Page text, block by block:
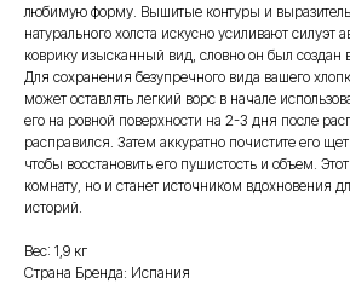
любимую форму. Вышитые контуры и
натурального холста искусно усиливают силуэт
коврику изысканный вид, словно он был создан
Для сохранения безупречного вида вашего
может оставлять легкий ворс в начале
его на ровной поверхности на 2-3 дня после
расправился. Затем аккуратно почистите его
чтобы восстановить его пушистость и объем.
комнату, но и станет источником вдохновения
историй.
Вес: 1,9 кг
Страна Бренда: Испания